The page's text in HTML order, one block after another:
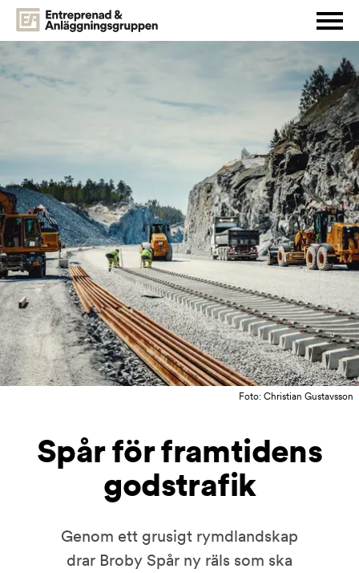
Foto: Christian Gustavsson
Spår för framtidens
godstrafik
Genom ett grusigt rymdlandskap
drar Broby Spår ny räls som ska